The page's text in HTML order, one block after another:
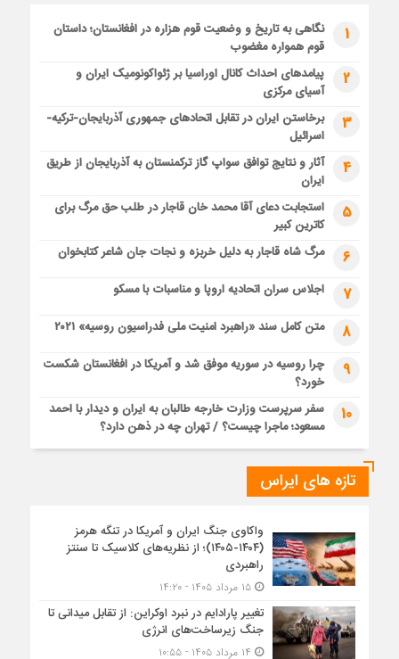
1
نگاهی به تاریخ و وضعیت قوم هزاره در افغانستان؛ داستان
قوم همواره مغضوب
2
پیامدهای احداث کانال اوراسیا بر ژئواکونومیک ایران و
آسیای مرکزی
3
برخاستن ایران در تقابل اتحادهای جمهوری آذربایجان-ترکیه-
اسرائیل
4
آثار و نتایج توافق سواپ گاز ترکمنستان به آذربایجان از طریق
ایران
5
استجابت دعای آقا محمد خان قاجار در طلب حق مرگ برای
کاترین کبیر
6 مرگ شاه قاجار به دلیل خربزه و نجات جان شاعر کتابخوان
7 اجلاس سران اتحادیه اروپا و مناسبات با مسکو
8 متن کامل سند «راهبرد امنیت ملی فدراسیون روسیه» ۲۰۲۱
9
چرا روسیه در سوریه موفق شد و آمریکا در افغانستان شکست
خورد؟
10
سفر سرپرست وزارت خارجه طالبان به ایران و دیدار با احمد
مسعود؛ ماجرا چیست؟ / تهران چه در ذهن دارد؟
تازه های ایراس
واکاوی جنگ ایران و آمریکا در تنگه هرمز
(۱۴۰۴-۱۴۰۵)؛ از نظریه‌های کلاسیک تا سنتز
راهبردی
۱۵ مرداد ۱۴۰۵ - ۱۴:۲۰
تغییر پارادایم در نبرد اوکراین: از تقابل میدانی تا
جنگ زیرساخت‌های انرژی